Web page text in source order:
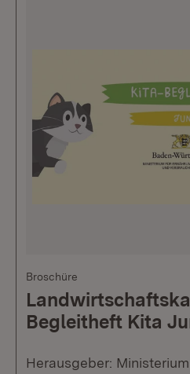
Broschüre
Begleitheft Kita
Herausgeber: